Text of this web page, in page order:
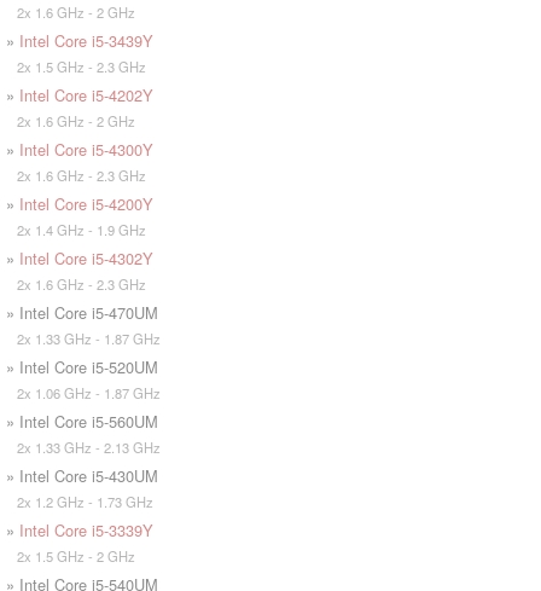
2x 1.6 GHz - 2 GHz
» Intel Core i5-3439Y
2x 1.5 GHz - 2.3 GHz
» Intel Core i5-4202Y
2x 1.6 GHz - 2 GHz
» Intel Core i5-4300Y
2x 1.6 GHz - 2.3 GHz
» Intel Core i5-4200Y
2x 1.4 GHz - 1.9 GHz
» Intel Core i5-4302Y
2x 1.6 GHz - 2.3 GHz
» Intel Core i5-470UM
2x 1.33 GHz - 1.87 GHz
» Intel Core i5-520UM
2x 1.06 GHz - 1.87 GHz
» Intel Core i5-560UM
2x 1.33 GHz - 2.13 GHz
» Intel Core i5-430UM
2x 1.2 GHz - 1.73 GHz
» Intel Core i5-3339Y
2x 1.5 GHz - 2 GHz
» Intel Core i5-540UM